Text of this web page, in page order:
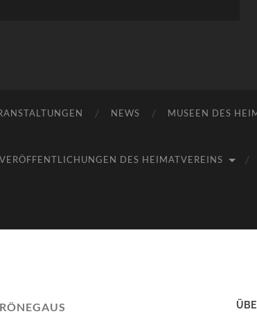
NEWS MUSEEN DES
VERÖFFENTLICHUNGEN DES HEIMATVEREINS